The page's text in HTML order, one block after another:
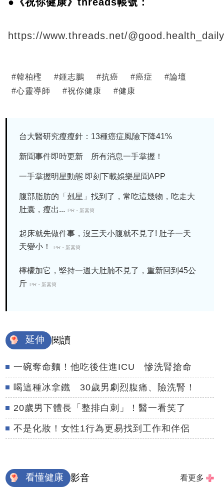
https://www.threads.net/
#韓柏檉 #鍾志鵬 #抗癌 #癌症 #論壇
#心靈導師 #祝你健康 #健康
台大醫研究瘦瘦針：13種癌症風險下降41%
新聞事件即時更新 所有消息一手掌握！
一手掌握明星動態 即刻下載娛樂星聞APP
腹部脂肪的「剋星」找到了，常吃這幾物，吃走大
肚囊，瘦出...
PR・新素簡
起床就先做件事，沒三天小腹就不見了! 肚子一天
天變小！
PR・新素簡
檸檬加它，堅持一週大肚腩不見了，重新回到45公
斤 PR・新素簡
延伸 閱讀
一碗奪命麵！他吃後住進ICU 慘洗腎搶命
喝這種冰拿鐵 30歲男劇烈腹痛、險洗腎！
20歲男下體長「整排白刺」！醫一看笑了
不是化妝！女性1行為更易找到工作和伴侶
看懂健康 影音 看更多